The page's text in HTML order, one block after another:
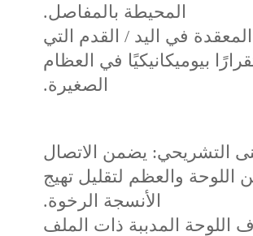
المحيطة بالمفاصل.
في اليد / القدم التي
بيوميكانيكيًا في العظام
الصغيرة.
التشريحي: يضمن الاتصال
اللوحة والعظم لتقليل تهيج
الأنسجة الرخوة.
اللوحة المدببة ذات الملف